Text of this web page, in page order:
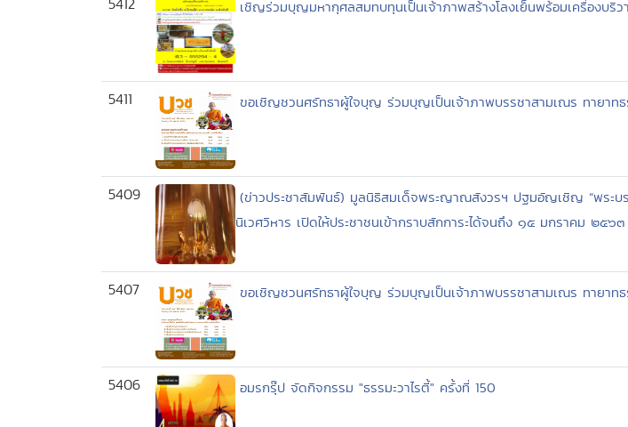
เชิญร่วมบุญมหากุศลสมทบทุนเป็นเจ้าภาพสร้างโลงเย็นพร้อมเครื่องบริว
5411 ขอเชิญชวนศรัทธาผู้ใจบุญ ร่วมบุญเป็นเจ้าภาพบรรชาสามเณร ทายาทธ
5409
(ข่าวประชาสัมพันธ์) มูลนิธิสมเด็จพระญาณสังวรฯ ปฐมอัญเชิญ “พระบ
นิเวศวิหาร เปิดให้ประชาชนเข้ากราบสักการะได้จนถึง ๑๕ มกราคม ๒๕๖๓
5407 ขอเชิญชวนศรัทธาผู้ใจบุญ ร่วมบุญเป็นเจ้าภาพบรรชาสามเณร ทายาทธ
5406 อมรกรุ๊ป จัดกิจกรรม "ธรรมะวาไรตี้" ครั้งที่ 150